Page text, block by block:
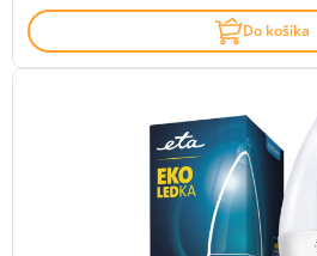
Do košíka